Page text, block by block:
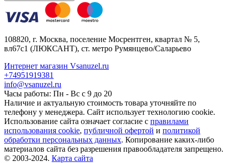
108820, г. Москва, поселение Мосрентген, квартал № 5,
вл67с1 (ЛЮКСАНТ), ст. метро Румянцево/Саларьево
Интернет магазин Vsanuzel.ru
+74951919381
info@vsanuzel.ru
Часы работы: Пн - Вс с 9 до 20
Наличие и актуальную стоимость товара уточняйте по
телефону у менеджера. Сайт использует технологию cookie.
Использование сайта означает согласие с правилами
использования cookie, публичной офертой и политикой
обработки персональных данных. Копирование каких-либо
материалов сайта без разрешения правообладателя запрещено.
© 2003-2024. Карта сайта